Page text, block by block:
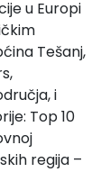
u Europi
Tešanj,
i
Top 10
regija –